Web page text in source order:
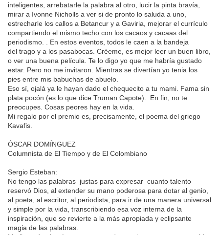
inteligentes, arrebatarle la palabra al otro, lucir la pinta bravía,
mirar a Ivonne Nicholls a ver si de pronto lo saluda a uno,
estrecharle los callos a Betancur y a Gaviria, mejorar el currículo
compartiendo el mismo techo con los cacaos y cacaas del
periodismo. . En estos eventos, todos le caen a la bandeja
del trago y a los pasabocas. Créeme, es mejor leer un buen libro,
o ver una buena película. Te lo digo yo que me habría gustado
estar. Pero no me invitaron. Mientras se divertían yo tenia los
pies entre mis babuchas de abuelo.
Eso sí, ojalá ya le hayan dado el chequecito a tu mami. Fama sin
plata pocón (es lo que dice Truman Capote). En fin, no te
preocupes. Cosas peores hay en la vida.
Mi regalo por el premio es, precisamente, el poema del griego
Kavafis.
ÓSCAR DOMÍNGUEZ
Columnista de El Tiempo y de El Colombiano
Sergio Esteban:
No tengo las palabras justas para expresar cuanto talento
reservó Dios, al extender su mano poderosa para dotar al genio,
al poeta, al escritor, al periodista, para ir de una manera universal
y simple por la vida, transcribiendo esa voz interna de la
inspiración, que se revierte a la más apropiada y eclipsante
magia de las palabras.